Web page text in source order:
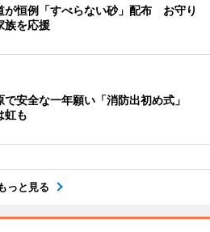
が恒例「すべらない砂」配布 お守り
族を応援
で安全な一年願い「消防出初め式」
虹も
っと見る